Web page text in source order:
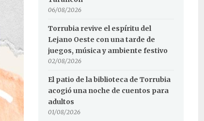
06/08/2026
Torrubia revive el espíritu del
Lejano Oeste con una tarde de
juegos, música y ambiente festivo
02/08/2026
El patio de la biblioteca de Torrubia
acogió una noche de cuentos para
adultos
01/08/2026